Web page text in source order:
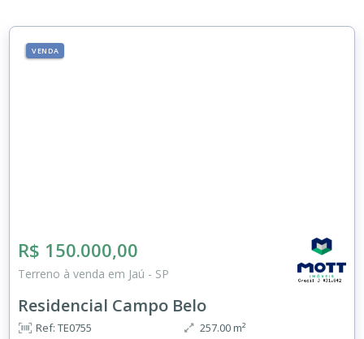
VENDA
R$ 150.000,00
Terreno à venda em Jaú - SP
Residencial Campo Belo
Ref: TE0755 257.00 m²